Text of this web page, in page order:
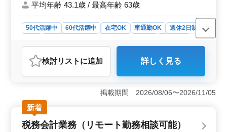
しています！
平均年齢 43.1歳 / 最高年齢 63歳
50代活躍中 60代活躍中 在宅OK 車通勤OK
週休2日制
おすすめポイント
＜充実した休暇と柔軟な勤務体制＞ 年間休日125日以上
のほか、リモートワークも相談可能で、個々のライフス
タイルに合わせた柔軟な働き方が実現しやすい職場で
す。仕事とプライベートを両立しやすく、長期的に安定
して働けます。 ＜やりがいと成長を実感できる業務
内容＞ 税務申告書の作成や会計監査業務、事業承継の
検討リスト に追加 詳しく見る
掲載期間 2026/08/06〜2026/11/05
新着
税務会計業務（リモート勤務相談可能）